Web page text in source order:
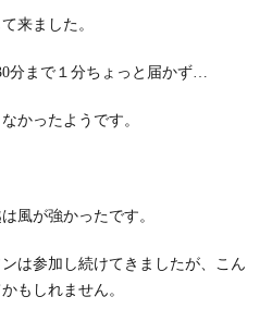
来ました。
分まで１分ちょっと届かず…
かったようです。
風が強かったです。
は参加し続けてきましたが、こん
もしれません。